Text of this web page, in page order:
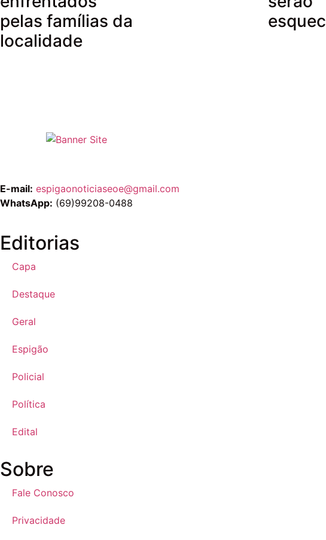
pelas famílias da
localidade
E-mail: espigaonoticiaseoe@gmail.com
WhatsApp: (69)99208-0488
Editorias
Capa
Destaque
Geral
Espigão
Policial
Política
Edital
Sobre
Fale Conosco
Privacidade